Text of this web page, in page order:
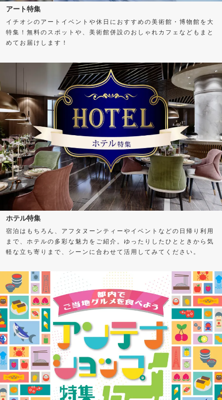
アート特集
イチオシのアートイベントや休日におすすめの美術館・博物館を大
特集！無料のスポットや、美術館併設のおしゃれカフェなどもまと
めてお届けします！
ホテル特集
宿泊はもちろん、アフタヌーンティーやイベントなどの日帰り利用
まで、ホテルの多彩な魅力をご紹介。ゆったりしたひとときから気
軽な立ち寄りまで、シーンに合わせて活用してみてください。